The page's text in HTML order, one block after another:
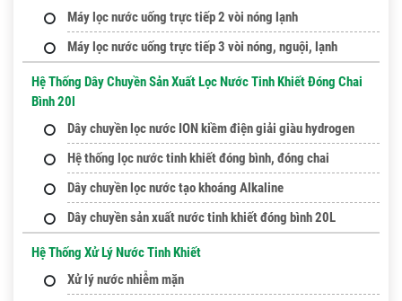
Máy lọc nước uống trực tiếp 2 vòi nóng lạnh
Máy lọc nước uống trực tiếp 3 vòi nóng, nguội, lạnh
Hệ Thống Dây Chuyền Sản Xuất Lọc Nước Tinh Khiết Đóng Chai
Bình 20l
Dây chuyền lọc nước ION kiềm điện giải giàu hydrogen
Hệ thống lọc nước tinh khiết đóng bình, đóng chai
Dây chuyền lọc nước tạo khoáng Alkaline
Dây chuyền sản xuất nước tinh khiết đóng bình 20L
Hệ Thống Xử Lý Nước Tinh Khiết
Xử lý nước nhiễm mặn